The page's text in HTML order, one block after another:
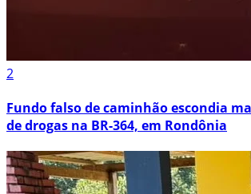
2
Fundo falso de caminhão escondia
de drogas na BR-364, em Rondônia